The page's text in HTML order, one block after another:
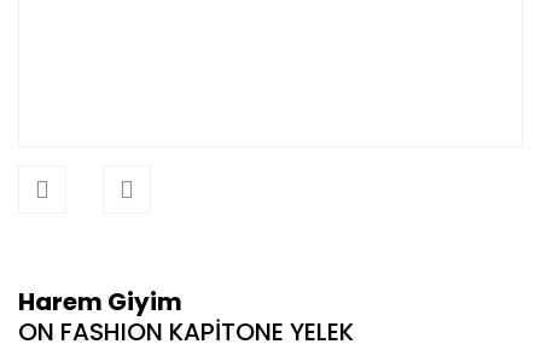
Harem Giyim
ON FASHION KAPİTONE YELEK